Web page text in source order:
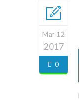
Mar 12
2017
0